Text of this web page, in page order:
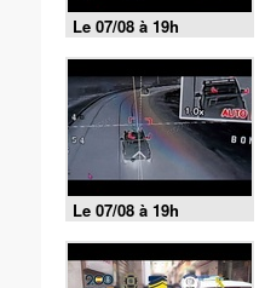
Le 07/08 à 19h
Le 07/08 à 19h